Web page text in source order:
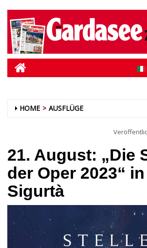
HOME AUSFLÜGE
21. August: „Die
der Oper 2023“
Sigurtà